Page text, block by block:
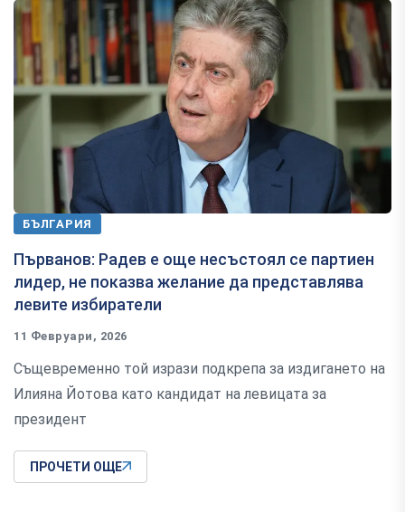
БЪЛГАРИЯ
Първанов: Радев е още несъстоял се партиен
лидер, не показва желание да представлява
левите избиратели
11 Февруари, 2026
Същевременно той изрази подкрепа за издигането на
Илияна Йотова като кандидат на левицата за
президент
ПРОЧЕТИ ОЩЕ